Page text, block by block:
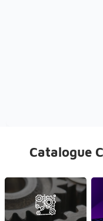
Catalogue